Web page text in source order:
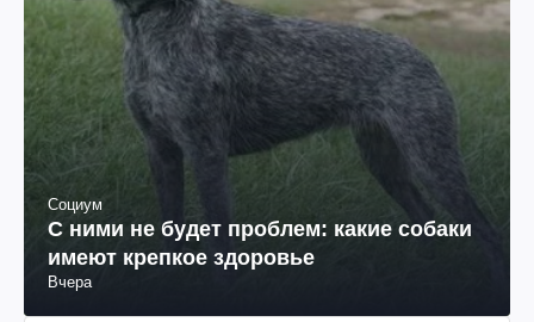
Социум
С ними не будет проблем: какие собаки
имеют крепкое здоровье
Вчера